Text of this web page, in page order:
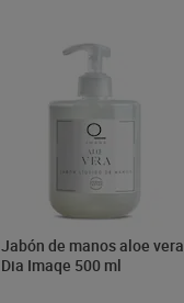
Jabón de manos aloe vera
Dia Imaqe 500 ml